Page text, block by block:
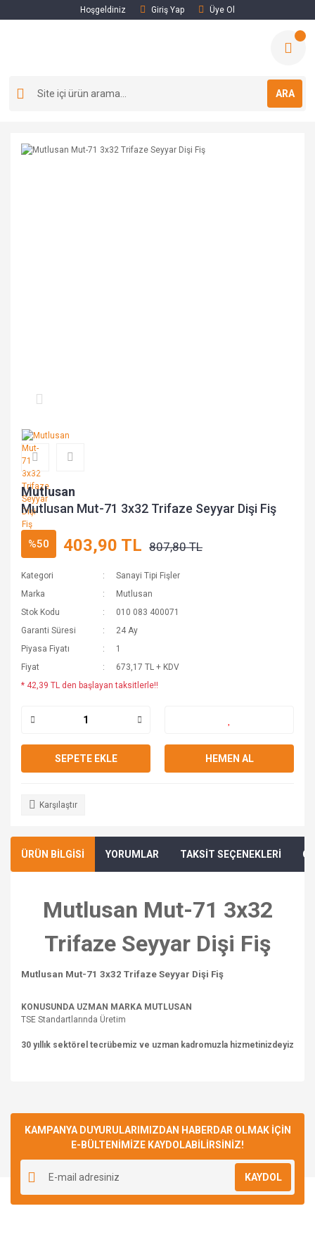
Hoşgeldiniz Giriş Yap Üye Ol
ARA
Mutlusan
Mutlusan Mut-71 3x32 Trifaze Seyyar Dişi Fiş
%50 403,90 TL 807,80 TL
Kategori
Sanayi Tipi Fişler
Marka
Mutlusan
Stok Kodu
010 083 400071
Garanti Süresi
24 Ay
Piyasa Fiyatı
1
Fiyat
673,17 TL + KDV
* 42,39 TL den başlayan taksitlerle!!
SEPETE EKLE HEMEN AL
Karşılaştır
ÜRÜN BİLGİSİ YORUMLAR TAKSİT SEÇENEKLERİ
Mutlusan Mut-71 3x32
Trifaze Seyyar Dişi Fiş
Mutlusan Mut-71 3x32 Trifaze Seyyar Dişi Fiş
KONUSUNDA UZMAN MARKA MUTLUSAN
TSE Standartlarında Üretim
30 yıllık sektörel tecrübemiz ve uzman kadromuzla hizmetinizdeyiz
Yorum Yaz
kullanarak tarafımıza iletebilirsiniz.
Görüş ve önerileriniz için teşekkür ederiz.
Ürün resmi kalitesiz, bozuk veya görüntülenemiyor.
Ürün açıklamasında eksik bilgiler bulunuyor.
Ürün bilgilerinde hatalar bulunuyor.
KAMPANYA DUYURULARIMIZDAN HABERDAR OLMAK İÇİN
E-BÜLTENİMİZE KAYDOLABİLİRSİNİZ!
KAYDOL